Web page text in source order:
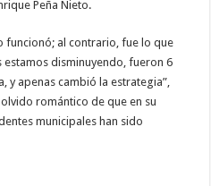
Peña Nieto.
funcionó; al contrario, fue lo que
estamos disminuyendo, fueron 6
y apenas cambió la estrategia”,
romántico de que en su
municipales han sido